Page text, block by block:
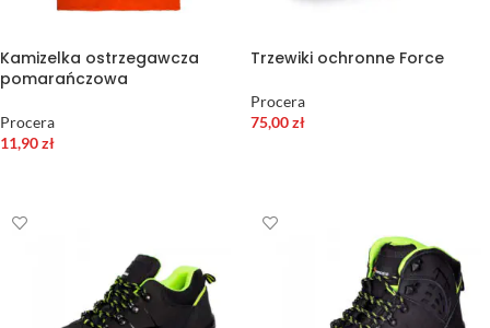
Kamizelka ostrzegawcza
pomarańczowa
Procera
11,90zł
Trzewiki ochronne Force
Procera
75,00zł